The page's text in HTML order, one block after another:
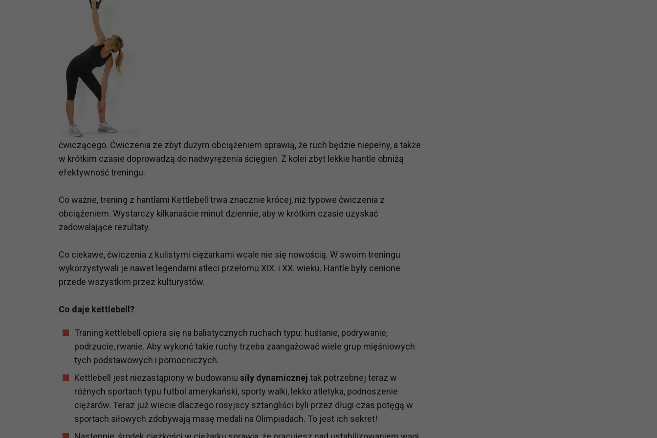
ćwiczącego. Ćwiczenia ze zbyt dużym obciążeniem sprawią, że ruch będzie niepełny, a także
w krótkim czasie doprowadzą do nadwyrężenia ścięgien. Z kolei zbyt lekkie hantle obniżą
efektywność treningu.
Co ważne, trening z hantlami Kettlebell trwa znacznie krócej, niż typowe ćwiczenia z
obciążeniem. Wystarczy kilkanaście minut dziennie, aby w krótkim czasie uzyskać
zadowalające rezultaty.
Co ciekawe, ćwiczenia z kulistymi ciężarkami wcale nie się nowością. W swoim treningu
wykorzystywali je nawet legendarni atleci przełomu XIX. i XX. wieku. Hantle były cenione
przede wszystkim przez kulturystów.
Co daje kettlebell?
Traning kettlebell opiera się na balistycznych ruchach typu: huśtanie, podrywanie,
podrzucie, rwanie. Aby wykonć takie ruchy trzeba zaangażować wiele grup mięśniowych
tych podstawowych i pomocniczych.
Kettlebell jest niezastąpiony w budowaniu siły dynamicznej tak potrzebnej teraz w
różnych sportach typu futbol amerykański, sporty walki, lekko atletyka, podnoszenie
ciężarów. Teraz już wiecie dlaczego rosyjscy sztangliści byli przez długi czas potęgą w
sportach siłowych zdobywają masę medali na Olimpiadach. To jest ich sekret!
Zgodnie z obowiązującym prawem Twoje dane możemy przekazywać podmiotom przetwarzającym je na nasze zlecenie,
np. agencjom marketingowym, podwykonawcom naszych usług oraz podmiotom uprawnionym do uzyskania danych na podstawie
obowiązującego prawa np. sądy lub organy ścigania – oczywiście tylko gdy wystąpią z żądaniem w oparciu o stosowną podstawę
prawną. Pragniemy też wspomnieć, że na większości stron internetowych dane o ruchu użytkowników zbierane są przez naszych
Zaufanych parterów.
Jakie masz prawa w stosunku do Twoich danych?
Masz między innymi prawo do żądania dostępu do danych, sprostowania, usunięcia lub ograniczenia ich przetwarzania. Możesz
także wycofać zgodę na przetwarzanie danych osobowych, zgłosić sprzeciw oraz skorzystać z innych praw wymienionych
szczegółowo tutaj.
Jakie są podstawy prawne przetwarzania Twoich danych?
Podstawą prawną przetwarzania Twoich danych w celu świadczenia usług, w tym dopasowywania ich do Twoich zainteresowań,
analizowania ich i udoskonalania oraz zapewniania ich bezpieczeństwa jest niezbędność do wykonania umów o ich świadczenie
(tymi umowami są zazwyczaj regulaminy lub podobne dokumenty dostępne w usługach, z których korzystasz). Taką podstawą
prawną dla pomiarów statystycznych i marketingu własnego administratorów jest tzw. uzasadniony interes administratora.
zgody.